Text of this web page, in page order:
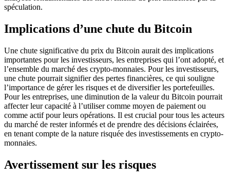
spéculation.
Implications d’une chute du Bitcoin
Une chute significative du prix du Bitcoin aurait des implications
importantes pour les investisseurs, les entreprises qui l’ont adopté, et
l’ensemble du marché des crypto-monnaies. Pour les investisseurs,
une chute pourrait signifier des pertes financières, ce qui souligne
l’importance de gérer les risques et de diversifier les portefeuilles.
Pour les entreprises, une diminution de la valeur du Bitcoin pourrait
affecter leur capacité à l’utiliser comme moyen de paiement ou
comme actif pour leurs opérations. Il est crucial pour tous les acteurs
du marché de rester informés et de prendre des décisions éclairées,
en tenant compte de la nature risquée des investissements en crypto-
monnaies.
Avertissement sur les risques